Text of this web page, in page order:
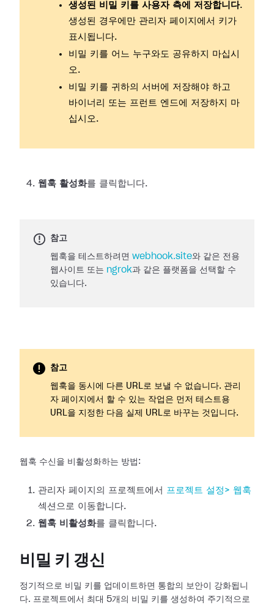
생성된 비밀 키를 사용자 측에 저장합니다.
생성된 경우에만 관리자 페이지에서 키가
표시됩니다.
비밀 키를 어느 누구와도 공유하지 마십시
오.
비밀 키를 귀하의 서버에 저장해야 하고
바이너리 또는 프런트 엔드에 저장하지 마
십시오.
웹훅 활성화를 클릭합니다.
참고
웹훅을 테스트하려면 webhook.site와 같은 전용
웹사이트 또는 ngrok과 같은 플랫폼을 선택할 수
있습니다.
참고
웹훅을 동시에 다른 URL로 보낼 수 없습니다. 관리
자 페이지에서 할 수 있는 작업은 먼저 테스트용
URL을 지정한 다음 실제 URL로 바꾸는 것입니다.
웹훅 수신을 비활성화하는 방법:
관리자 페이지의 프로젝트에서 프로젝트 설정> 웹훅
섹션으로 이동합니다.
웹훅 비활성화를 클릭합니다.
비밀 키 갱신
정기적으로 비밀 키를 업데이트하면 통합의 보안이 강화됩니
다. 프로젝트에서 최대 5개의 비밀 키를 생성하여 주기적으로